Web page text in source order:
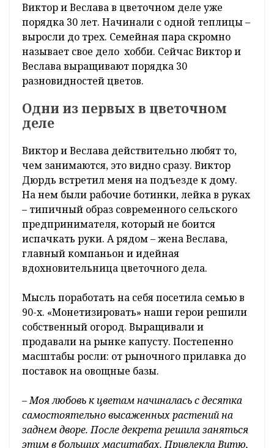
Виктор и Веслава в цветочном деле уже
порядка 30 лет. Начинали с одной теплицы –
выросли до трех. Семейная пара скромно
называет свое дело хобби. Сейчас Виктор и
Веслава выращивают порядка 30
разновидностей цветов.
Одни из первых в цветочном
деле
Виктор и Веслава действительно любят то,
чем занимаются, это видно сразу. Виктор
Дюрдь встретил меня на подъезде к дому.
На нем были рабочие ботинки, лейка в руках
– типичный образ современного сельского
предпринимателя, который не боится
испачкать руки. А рядом – жена Веслава,
главный компаньон и идейная
вдохновительница цветочного дела.
Мысль поработать на себя посетила семью в
90-х. «Монетизировать» наши герои решили
собственный огород. Выращивали и
продавали на рынке капусту. Постепенно
масштабы росли: от рыночного прилавка до
поставок на овощные базы.
– Моя любовь к цветам начиналась с десятка
самостоятельно высаженных растений на
заднем дворе. После декрета решила заняться
этим в больших масштабах. Привлекла Витю,